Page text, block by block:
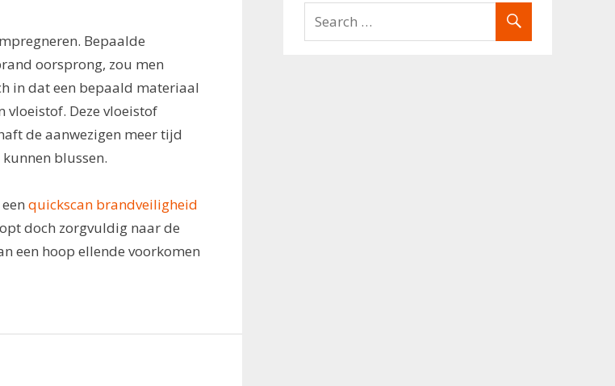
Bepaalde
oorsprong, zou men
in dat een bepaald materiaal
vloeistof. Deze vloeistof
de aanwezigen meer tijd
blussen.
quickscan brandveiligheid
doch zorgvuldig naar de
een hoop ellende voorkomen